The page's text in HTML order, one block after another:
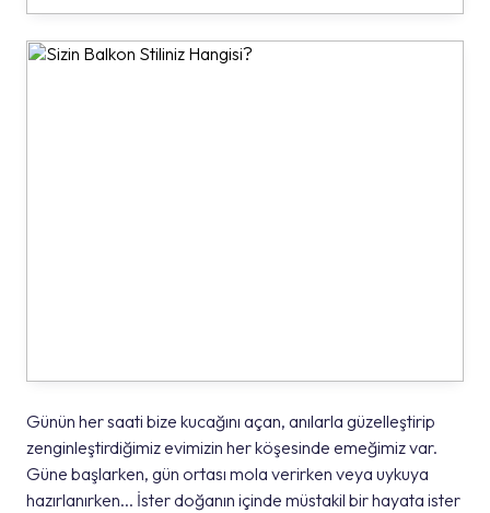
Günün her saati bize kucağını açan, anılarla güzelleştirip
zenginleştirdiğimiz evimizin her köşesinde emeğimiz var.
Güne başlarken, gün ortası mola verirken veya uykuya
hazırlanırken... İster doğanın içinde müstakil bir hayata ister